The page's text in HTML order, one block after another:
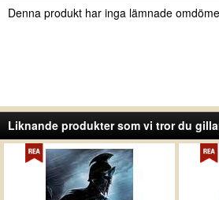
Denna produkt har inga lämnade
Liknande produkter som vi tror du